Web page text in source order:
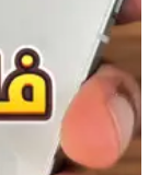
راقب الأرض:
مع كل
تحذير
قبل
تجنب منطقة